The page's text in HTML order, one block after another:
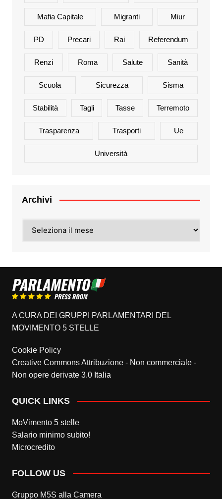
Mafia Capitale Migranti Miur
PD Precari Rai Referendum
Renzi Roma Salute Sanità
Scuola Sicurezza Sisma
Stabilità Tagli Tasse Terremoto
Trasparenza Trasporti Ue
Università
Archivi
A CURA DEI GRUPPI PARLAMENTARI DEL
MOVIMENTO 5 STELLE
Cookie Policy
Creative Commons Attribuzione - Non commerciale -
Non opere derivate 3.0 Italia
QUICK LINKS
MoVimento 5 stelle
Salario minimo subito!
Microcredito
FOLLOW US
Gruppo M5S alla Camera